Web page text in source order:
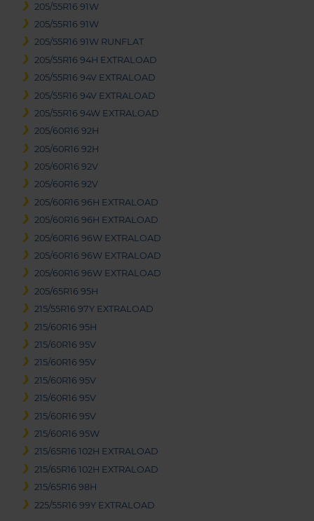
205/55R16 91W
205/55R16 91W
205/55R16 91W RUNFLAT
205/55R16 94H EXTRALOAD
205/55R16 94V EXTRALOAD
205/55R16 94V EXTRALOAD
205/55R16 94W EXTRALOAD
205/60R16 92H
205/60R16 92H
205/60R16 92V
205/60R16 92V
205/60R16 96H EXTRALOAD
205/60R16 96H EXTRALOAD
205/60R16 96W EXTRALOAD
205/60R16 96W EXTRALOAD
205/60R16 96W EXTRALOAD
205/65R16 95H
215/55R16 97Y EXTRALOAD
215/60R16 95H
215/60R16 95V
215/60R16 95V
215/60R16 95V
215/60R16 95V
215/60R16 95V
215/60R16 95W
215/65R16 102H EXTRALOAD
215/65R16 102H EXTRALOAD
215/65R16 98H
225/55R16 99Y EXTRALOAD